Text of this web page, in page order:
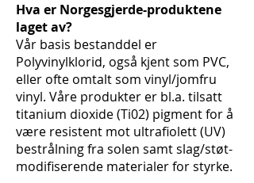
Hva er Norgesgjerde-produktene
laget av?
Vår basis bestanddel er
Polyvinylklorid, også kjent som PVC,
eller ofte omtalt som vinyl/jomfru
vinyl. Våre produkter er bl.a. tilsatt
titanium dioxide (Ti02) pigment for å
være resistent mot ultrafiolett (UV)
bestrålning fra solen samt slag/støt-
modifiserende materialer for styrke.